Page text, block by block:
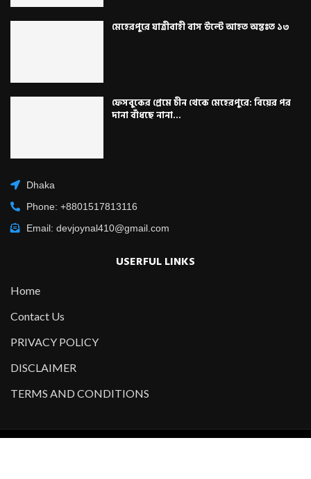
মেহেরপুরে যাত্রীবাহী বাস উল্টে আহত অন্তঃত ১৩
ফেসবুকের প্রেমে চীন থেকে মেহেরপুরে: বিয়ের পর
দানা বাঁধছে নানা...
Dhaka
Phone: +8801517813116
Email: devjoynal410@gmail.com
USERFUL LINKS
Home
Contact Us
PRIVACY POLICY
DISCLAIMER
TERMS AND CONDITIONS